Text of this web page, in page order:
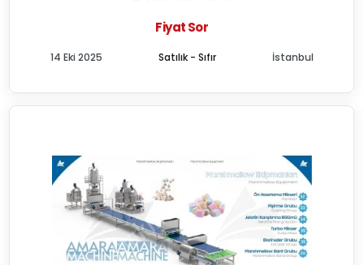
Fiyat Sor
Satılık - Sıfır
14 Eki 2025 İstanbul